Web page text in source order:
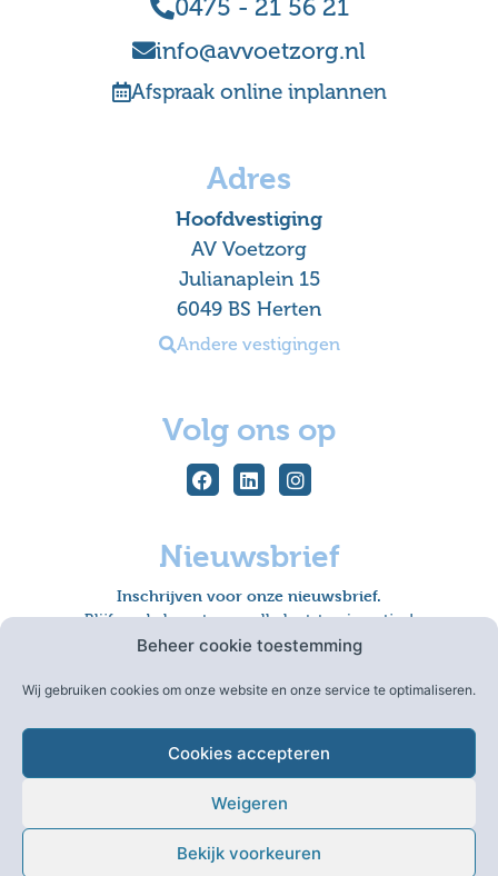
Beheer cookie toestemming
Wij gebruiken cookies om onze website en onze service te optimaliseren.
Cookies accepteren
Weigeren
Bekijk voorkeuren
0475 - 21 56 21
info@avvoetzorg.nl
Afspraak online inplannen
Adres
Hoofdvestiging
AV Voetzorg
Julianaplein 15
6049 BS Herten
Andere vestigingen
Volg ons op
Nieuwsbrief
Inschrijven voor onze nieuwsbrief.
Blijf op de hoogte van alle laatste nieuwtjes!
Inschrijven
Algemene voorwaarden|Sitemap|Disclaimer|
Privacy Policy|Colofon|Cookie-instellingen